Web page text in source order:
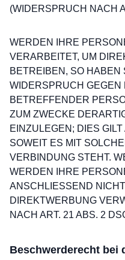
(WIDERSPRUCH NACH
WERDEN IHRE
VERARBEITET, UM
BETREIBEN, SO HABEN
WIDERSPRUCH
BETREFFENDER
ZUM ZWECKE
EINZULEGEN; DIES
SOWEIT ES MIT
VERBINDUNG STEHT.
WERDEN IHRE
ANSCHLIESSEND
DIREKTWERBUNG
NACH ART. 21 ABS. 2
Beschwerde­recht